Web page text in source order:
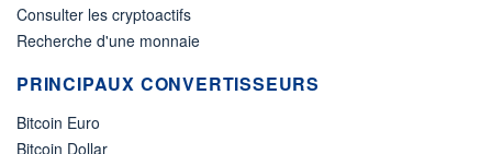
Consulter les cryptoactifs
Recherche d'une monnaie
PRINCIPAUX CONVERTISSEURS
Bitcoin Euro
Bitcoin Dollar